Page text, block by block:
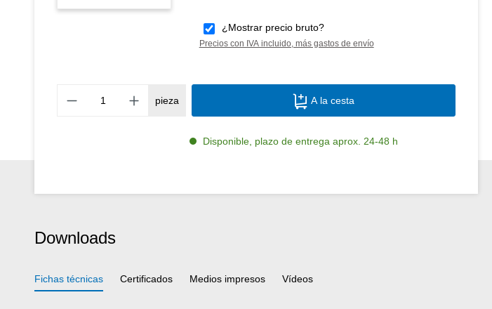
¿Mostrar precio bruto?
Precios con IVA incluido, más gastos de envío
Cantidad del producto: introduce la
pieza A la cesta
Disponible, plazo de entrega aprox. 24-48 h
Downloads
Fichas técnicas Certificados Medios impresos Vídeos